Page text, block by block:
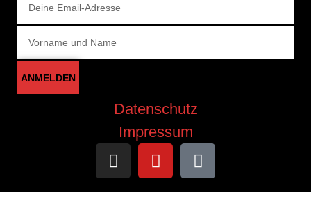
ANMELDEN
Datenschutz
Impressum